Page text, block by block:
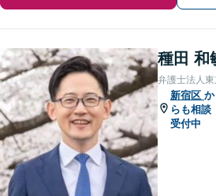
種田 和
弁護士法人
新宿区 か
らも相談
受付中